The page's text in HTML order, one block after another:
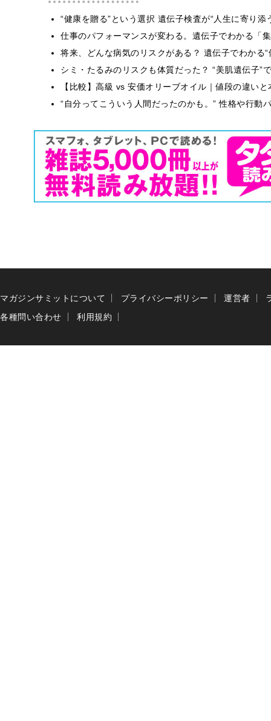
“健康を贈る”という選択 遺伝子検査が“人生に寄り添
仕事のパフォーマンスが変わる。遺伝子でわかる「
将来、どんな病気のリスクがある？ 遺伝子でわかる
シミ・たるみのリスクも体質だった？ “美肌遺伝子”
【比較】高級 vs 安価オリーブオイル｜値段の違い
“自分ってこういう人間だったのかも。” 性格や行動
マガジンサミットについて プライバシーポリシー 運営者
各種問い合わせ
利用規約